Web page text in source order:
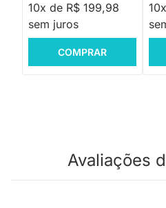
10x de R$ 199,98
sem juros
COMPRAR
Avaliações